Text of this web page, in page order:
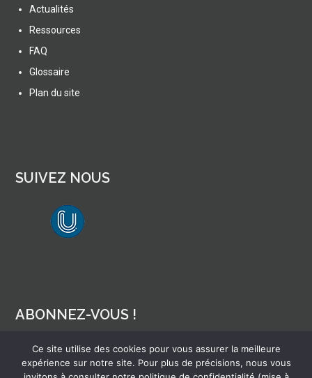
Actualités
Ressources
FAQ
Glossaire
Plan du site
SUIVEZ NOUS
ABONNEZ-VOUS !
Pour recevoir par mail la notification des nouveaux articles
Ce site utilise des cookies pour vous assurer la meilleure
expérience sur notre site. Pour plus de précisions, nous vous